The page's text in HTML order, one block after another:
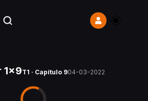
1x9T1 · Capítulo 904-03-2022